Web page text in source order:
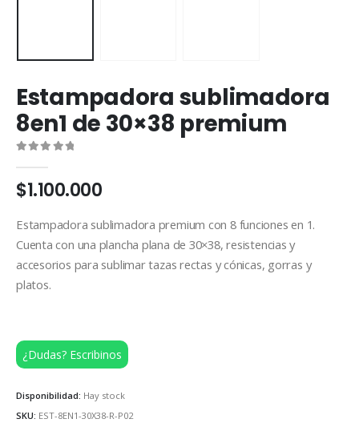
Estampadora sublimadora
8en1 de 30×38 premium
$1.100.000
Estampadora sublimadora premium con 8 funciones en 1.
Cuenta con una plancha plana de 30×38, resistencias y
accesorios para sublimar tazas rectas y cónicas, gorras y
platos.
¿Dudas? Escribinos
Disponibilidad: Hay stock
SKU: EST-8EN1-30X38-R-P02